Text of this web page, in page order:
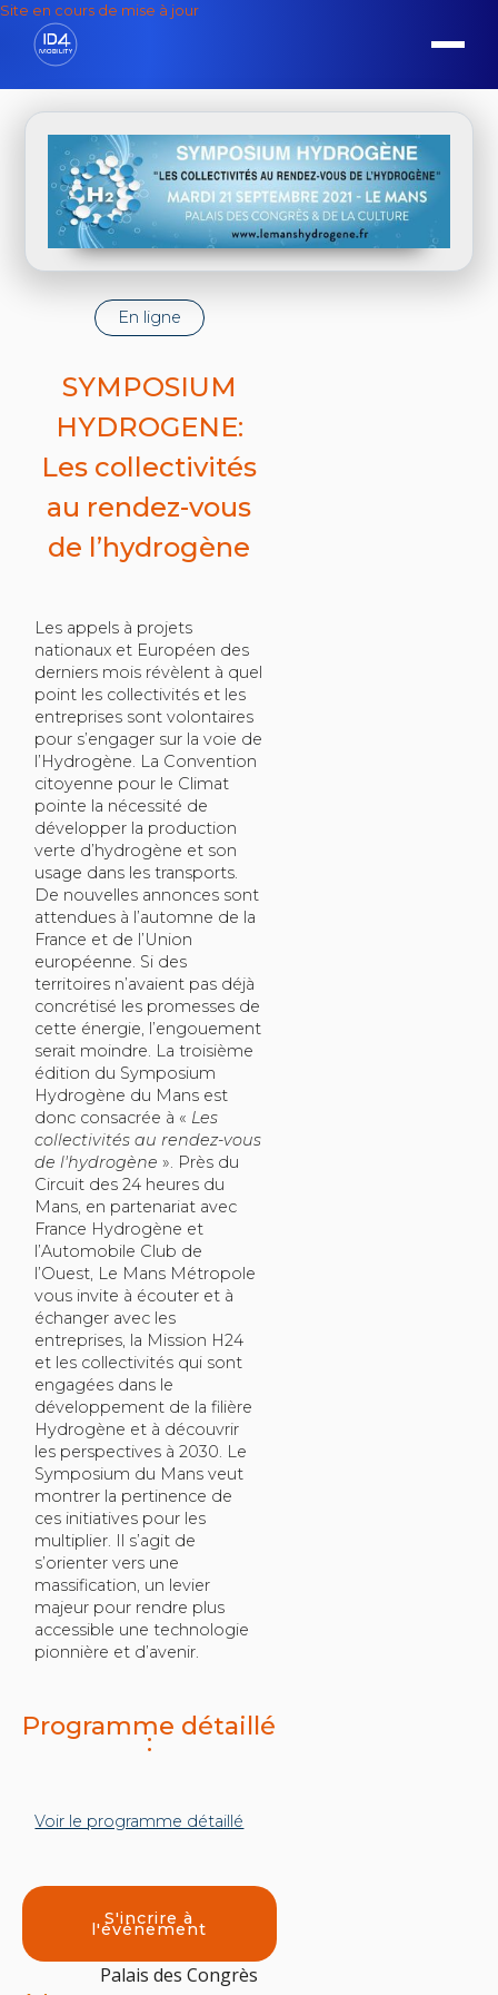
Site en cours de mise à jour
En ligne
SYMPOSIUM
HYDROGENE:
Les collectivités
au rendez-vous
de l’hydrogène
Les appels à projets
nationaux et Européen des
derniers mois révèlent à quel
point les collectivités et les
entreprises sont volontaires
pour s’engager sur la voie de
l’Hydrogène. La Convention
citoyenne pour le Climat
pointe la nécessité de
développer la production
verte d’hydrogène et son
usage dans les transports.
De nouvelles annonces sont
attendues à l’automne de la
France et de l’Union
européenne. Si des
territoires n’avaient pas déjà
concrétisé les promesses de
cette énergie, l’engouement
serait moindre. La troisième
édition du Symposium
Hydrogène du Mans est
donc consacrée à « Les
collectivités au rendez-vous
de l'hydrogène ». Près du
Circuit des 24 heures du
Mans, en partenariat avec
France Hydrogène et
l’Automobile Club de
l’Ouest, Le Mans Métropole
vous invite à écouter et à
échanger avec les
entreprises, la Mission H24
et les collectivités qui sont
engagées dans le
développement de la filière
Hydrogène et à découvrir
les perspectives à 2030. Le
Symposium du Mans veut
montrer la pertinence de
ces initiatives pour les
multiplier. Il s’agit de
s’orienter vers une
massification, un levier
majeur pour rendre plus
accessible une technologie
pionnière et d’avenir.
Programme détaillé
:
Voir le programme détaillé
S'incrire à
l'événement
Palais des Congrès